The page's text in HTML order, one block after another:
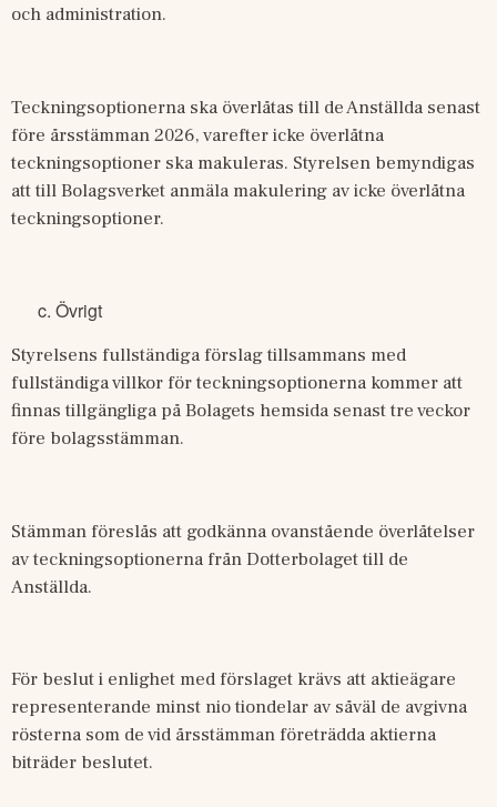
och administration.
Teckningsoptionerna ska överlåtas till de Anställda senast
före årsstämman 2026, varefter icke överlåtna
teckningsoptioner ska makuleras. Styrelsen bemyndigas
att till Bolagsverket anmäla makulering av icke överlåtna
teckningsoptioner.
Övrigt
Styrelsens fullständiga förslag tillsammans med
fullständiga villkor för teckningsoptionerna kommer att
finnas tillgängliga på Bolagets hemsida senast tre veckor
före bolagsstämman.
Stämman föreslås att godkänna ovanstående överlåtelser
av teckningsoptionerna från Dotterbolaget till de
Anställda.
För beslut i enlighet med förslaget krävs att aktieägare
representerande minst nio tiondelar av såväl de avgivna
rösterna som de vid årsstämman företrädda aktierna
biträder beslutet.